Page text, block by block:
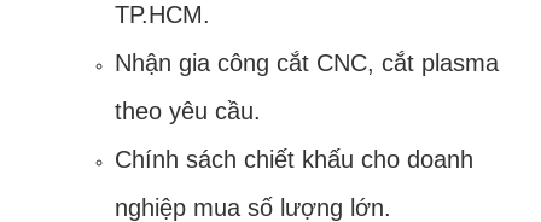
TP.HCM.
Nhận gia công cắt CNC, cắt plasma
theo yêu cầu.
Chính sách chiết khấu cho doanh
nghiệp mua số lượng lớn.